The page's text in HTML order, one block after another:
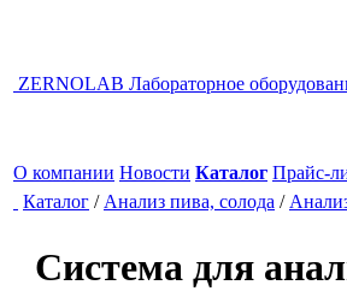
ZERNOLAB Лабораторное
О компании Новости Каталог Прайс-
Каталог / Анализ пива, солода /
Система для